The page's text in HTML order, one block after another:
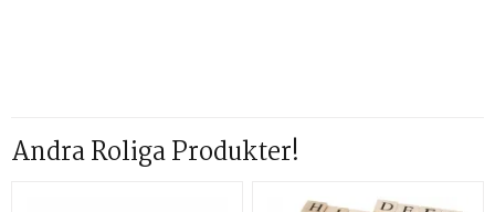
Andra Roliga Produkter!